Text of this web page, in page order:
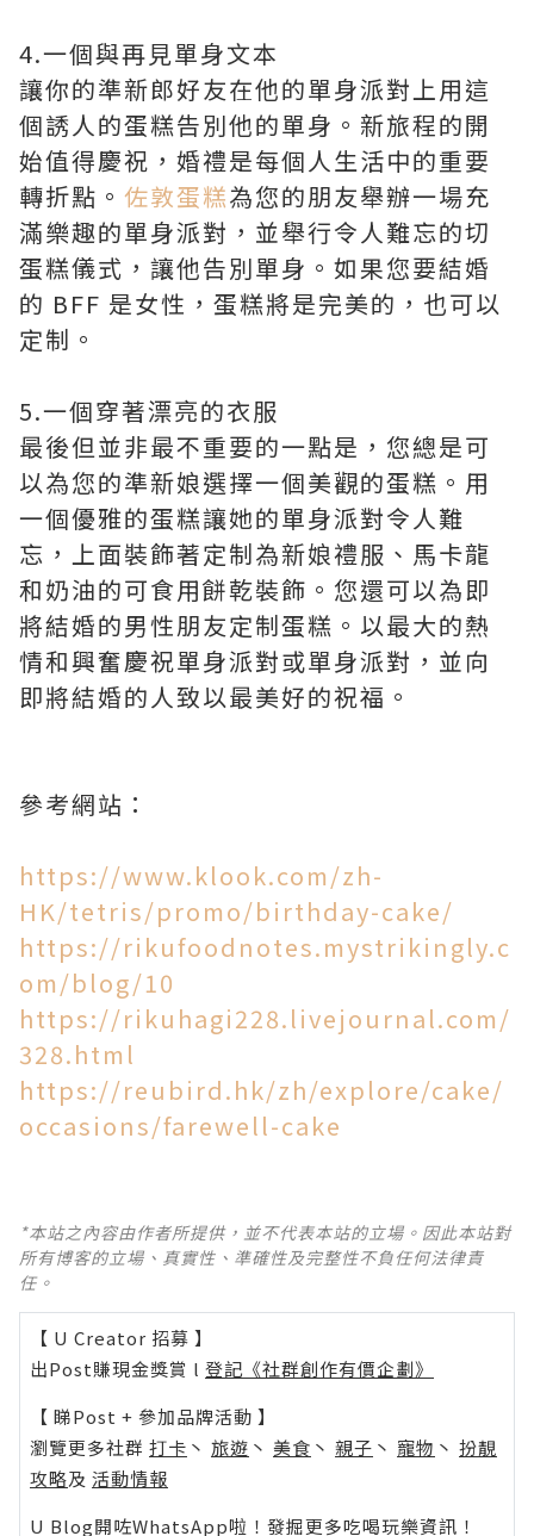
4.一個與再見單身文本
讓你的準新郎好友在他的單身派對上用這
個誘人的蛋糕告別他的單身。新旅程的開
始值得慶祝，婚禮是每個人生活中的重要
轉折點。 佐敦蛋糕為您的朋友舉辦一場充
滿樂趣的單身派對，並舉行令人難忘的切
蛋糕儀式，讓他告別單身。如果您要結婚
的 BFF 是女性，蛋糕將是完美的，也可以
定制。
5.一個穿著漂亮的衣服
最後但並非最不重要的一點是，您總是可
以為您的準新娘選擇一個美觀的蛋糕。用
一個優雅的蛋糕讓她的單身派對令人難
忘，上面裝飾著定制為新娘禮服、馬卡龍
和奶油的可食用餅乾裝飾。您還可以為即
將結婚的男性朋友定制蛋糕。以最大的熱
情和興奮慶祝單身派對或單身派對，並向
即將結婚的人致以最美好的祝福。
參考網站：
https://www.klook.com/zh-
HK/tetris/promo/birthday-cake/
https://rikufoodnotes.mystrikingly.c
om/blog/10
https://rikuhagi228.livejournal.com/
328.html
https://reubird.hk/zh/explore/cake/
occasions/farewell-cake
*本站之內容由作者所提供，並不代表本站的立場。因此本站對
所有博客的立場、真實性、準確性及完整性不負任何法律責
任。
【 U Creator 招募 】
出Post賺現金獎賞 l 登記《社群創作有價企劃》
【 睇Post + 參加品牌活動 】
瀏覽更多社群 打卡 丶 旅遊 丶 美食 丶 親子 丶 寵物 丶 扮靚
攻略及 活動情報
U Blog開咗WhatsApp啦！發掘更多吃喝玩樂資訊！